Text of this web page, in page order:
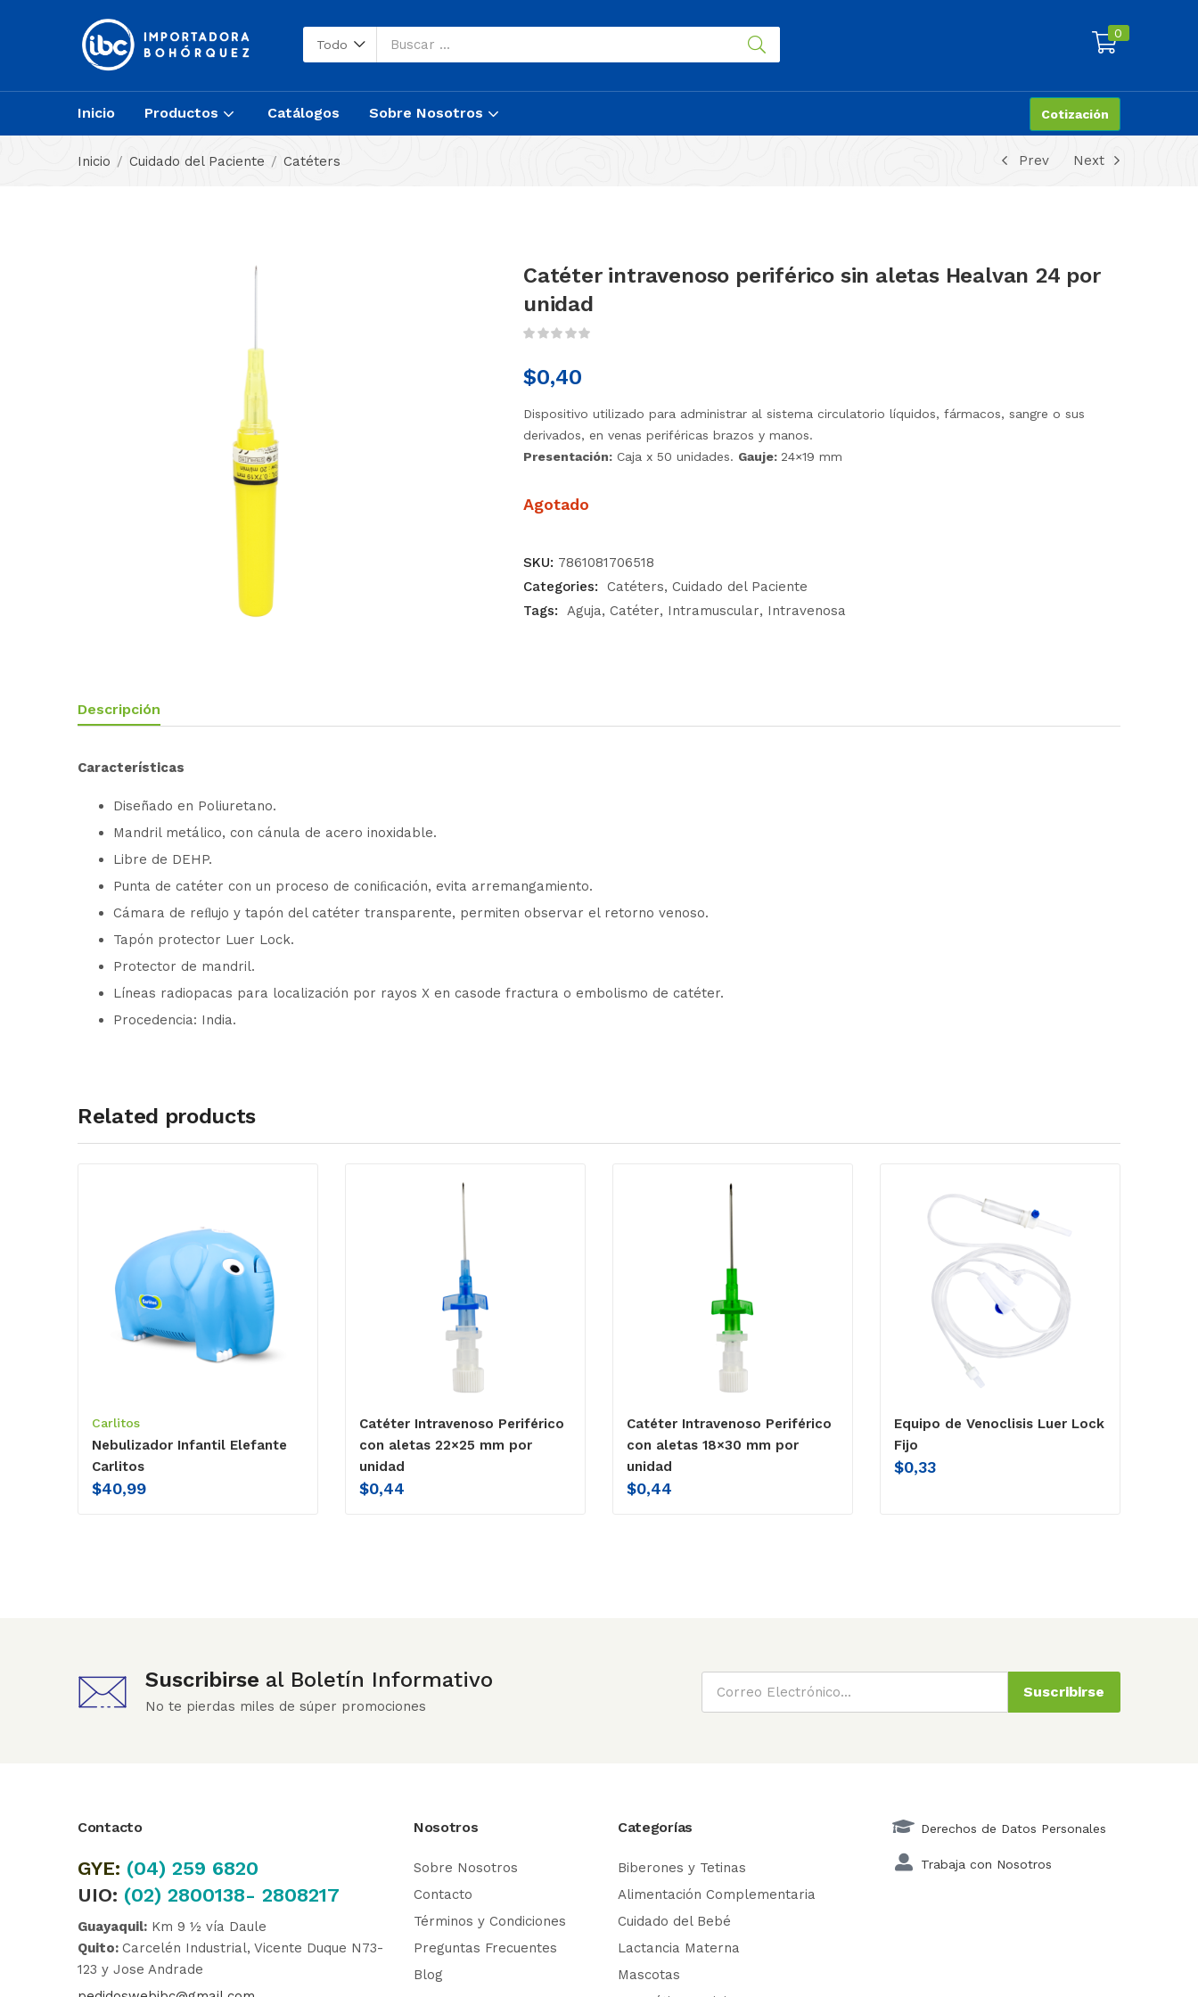
Todo
0
Inicio Productos Catálogos Sobre Nosotros Cotización
Inicio Cuidado del Paciente Catéters Prev Next
Catéter intravenoso periférico sin aletas Healvan 24 por
unidad
$0,40
Dispositivo utilizado para administrar al sistema circulatorio líquidos, fármacos, sangre o sus
derivados, en venas periféricas brazos y manos.
Presentación: Caja x 50 unidades. Gauje: 24×19 mm
Agotado
SKU: 7861081706518
Categories:
Catéters Cuidado del Paciente
Tags:
Aguja Catéter Intramuscular Intravenosa
Descripción
Características
Diseñado en Poliuretano.
Mandril metálico, con cánula de acero inoxidable.
Libre de DEHP.
Punta de catéter con un proceso de coniﬁcación, evita arremangamiento.
Cámara de reﬂujo y tapón del catéter transparente, permiten observar el retorno venoso.
Tapón protector Luer Lock.
Protector de mandril.
Líneas radiopacas para localización por rayos X en casode fractura o embolismo de catéter.
Procedencia: India.
Related products
Carlitos
Nebulizador Infantil Elefante
Carlitos
$40,99
Catéter Intravenoso Periférico
con aletas 22×25 mm por
unidad
$0,44
Catéter Intravenoso Periférico
con aletas 18×30 mm por
unidad
$0,44
Equipo de Venoclisis Luer Lock
Fijo
$0,33
Suscribirse al Boletín Informativo
No te pierdas miles de súper promociones
Suscribirse
Contacto
GYE: (04) 259 6820
UIO: (02) 2800138- 2808217
Guayaquil: Km 9 ½ vía Daule
Quito: Carcelén Industrial, Vicente Duque N73-
123 y Jose Andrade
Nosotros
Sobre Nosotros
Contacto
Términos y Condiciones
Preguntas Frecuentes
Blog
Categorías
Biberones y Tetinas
Alimentación Complementaria
Cuidado del Bebé
Lactancia Materna
Mascotas
Derechos de Datos Personales
Trabaja con Nosotros